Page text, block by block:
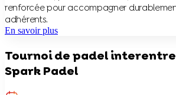
renforcée pour accompagner
adhérents.
En savoir plus
Tournoi de padel
Spark Padel